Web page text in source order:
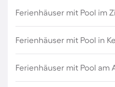
Ferienhäuser mit Pool im
Ferienhäuser mit Pool in
Ferienhäuser mit Pool am